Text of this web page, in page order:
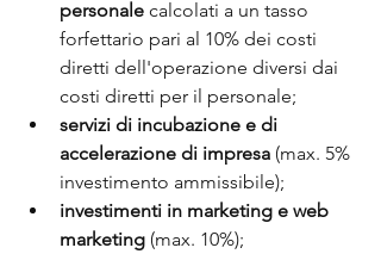
personale calcolati a un tasso
forfettario pari al 10% dei costi
diretti dell'operazione diversi dai
costi diretti per il personale;
servizi di incubazione e di
accelerazione di impresa (max. 5%
investimento ammissibile);
investimenti in marketing e web
marketing (max. 10%);